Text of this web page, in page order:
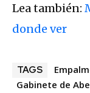
Lea también:
donde ver
TAGS
Gabinete de